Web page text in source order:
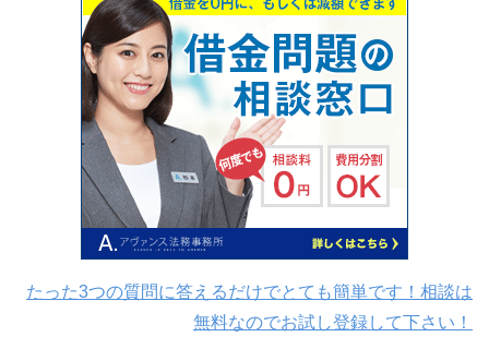
たった3つの質問に答えるだけでとても簡単です！相談は
無料なのでお試し登録して下さい！